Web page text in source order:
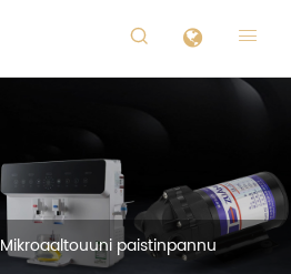
 
Mikroaaltouuni paistinpannu